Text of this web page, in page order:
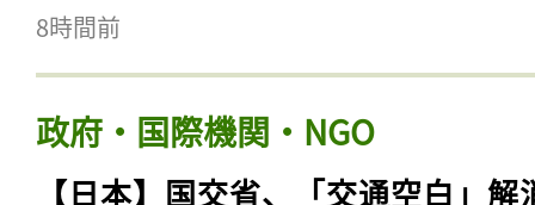
8時間前
政府・国際機関・NGO
【日本】国交省、「交通空白」解